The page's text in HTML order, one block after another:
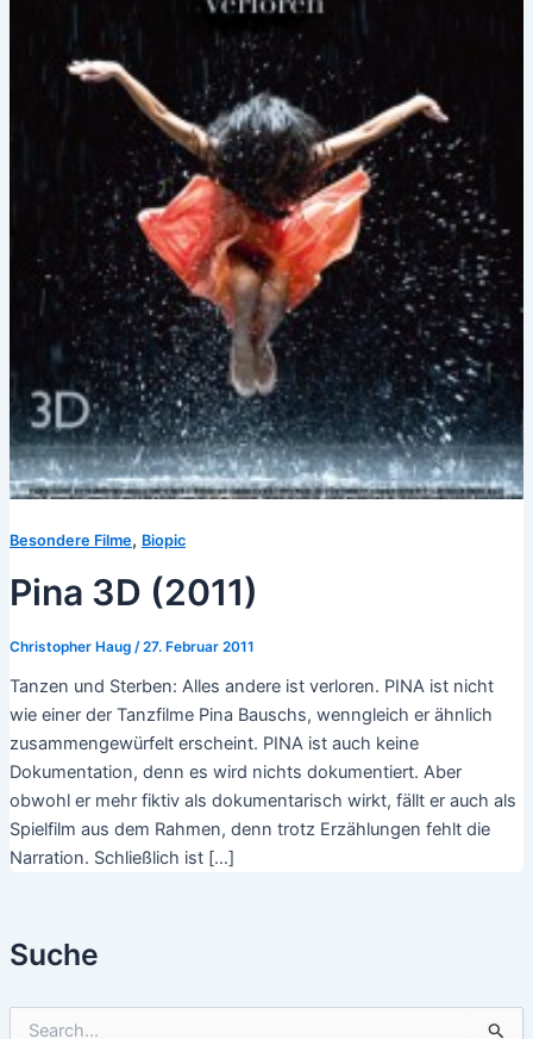
Suche
Besondere Filme, Biopic
Pina 3D (2011)
Christopher Haug /27. Februar 2011
Tanzen und Sterben: Alles andere ist verloren. PINA ist nicht
wie einer der Tanzfilme Pina Bauschs, wenngleich er ähnlich
zusammengewürfelt erscheint. PINA ist auch keine
Dokumentation, denn es wird nichts dokumentiert. Aber
obwohl er mehr fiktiv als dokumentarisch wirkt, fällt er auch als
Spielfilm aus dem Rahmen, denn trotz Erzählungen fehlt die
Narration. Schließlich ist […]